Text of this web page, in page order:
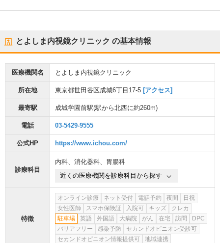
とよしま内視鏡クリニック の基本情報
医療機関名 とよしま内視鏡クリニック
所在地 東京都世田谷区成城6丁目17-5 [アクセス]
最寄駅 成城学園前駅(駅から北西に約260m)
電話 03-5429-9555
公式HP https://www.ichou.com/
診療科目
内科、 消化器科、 胃腸科
近くの医療機関を診療科目から探す
特徴
オンライン診療 ネット受付 電話予約 夜間
日祝
女性医師
スマホ保険証 入院可 キッズ
クレカ
駐車場
英語 外国語 大病院 がん 在宅 訪問
DPC
バリアフリー
感染予防
セカンドオピニオン受診可
セカンドオピニオン情報提供可
地域連携